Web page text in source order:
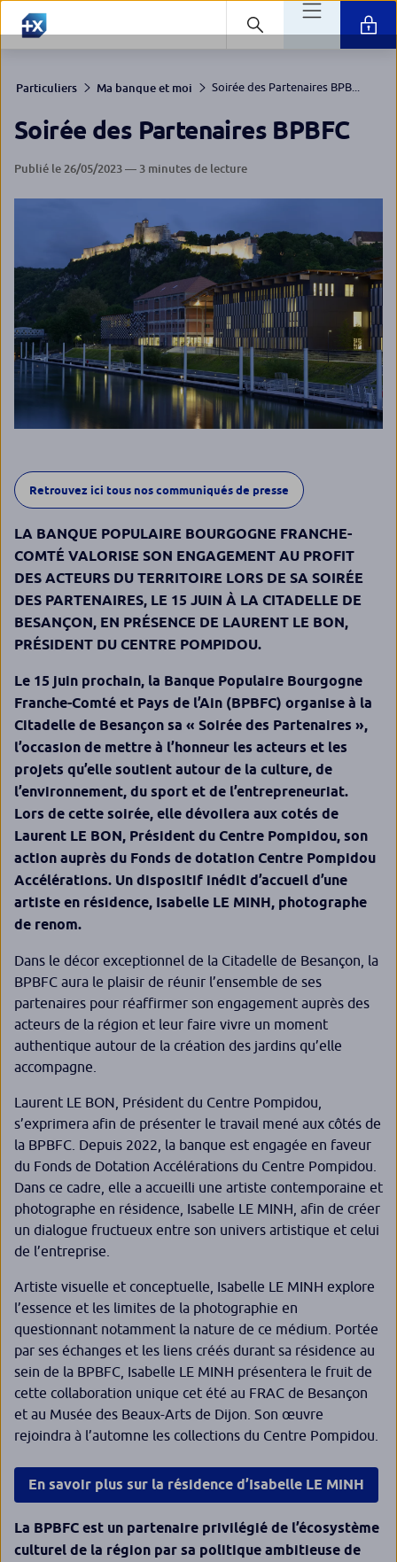
Particuliers Ma banque et moi Soirée des Partenaires BPB...
Soirée des Partenaires BPBFC
Publié le 26/05/2023 — 3 minutes de lecture
Retrouvez ici tous nos communiqués de presse
LA BANQUE POPULAIRE BOURGOGNE FRANCHE-
COMTÉ VALORISE SON ENGAGEMENT AU PROFIT
DES ACTEURS DU TERRITOIRE LORS DE SA SOIRÉE
DES PARTENAIRES, LE 15 JUIN À LA CITADELLE DE
BESANÇON, EN PRÉSENCE DE LAURENT LE BON,
PRÉSIDENT DU CENTRE POMPIDOU.
Le 15 juin prochain, la Banque Populaire Bourgogne
Franche-Comté et Pays de l’Ain (BPBFC) organise à la
Citadelle de Besançon sa « Soirée des Partenaires »,
l’occasion de mettre à l’honneur les acteurs et les
projets qu’elle soutient autour de la culture, de
l’environnement, du sport et de l’entrepreneuriat.
Lors de cette soirée, elle dévoilera aux cotés de
Laurent LE BON, Président du Centre Pompidou, son
action auprès du Fonds de dotation Centre Pompidou
Accélérations. Un dispositif inédit d’accueil d’une
artiste en résidence, Isabelle LE MINH, photographe
de renom.
Dans le décor exceptionnel de la Citadelle de Besançon, la
BPBFC aura le plaisir de réunir l’ensemble de ses
partenaires pour réaffirmer son engagement auprès des
acteurs de la région et leur faire vivre un moment
authentique autour de la création des jardins qu’elle
accompagne.
Laurent LE BON, Président du Centre Pompidou,
s’exprimera afin de présenter le travail mené aux côtés de
la BPBFC. Depuis 2022, la banque est engagée en faveur
du Fonds de Dotation Accélérations du Centre Pompidou.
Dans ce cadre, elle a accueilli une artiste contemporaine et
photographe en résidence, Isabelle LE MINH, afin de créer
un dialogue fructueux entre son univers artistique et celui
de l’entreprise.
Artiste visuelle et conceptuelle, Isabelle LE MINH explore
l’essence et les limites de la photographie en
questionnant notamment la nature de ce médium. Portée
par ses échanges et les liens créés durant sa résidence au
sein de la BPBFC, Isabelle LE MINH présentera le fruit de
cette collaboration unique cet été au FRAC de Besançon
et au Musée des Beaux-Arts de Dijon. Son œuvre
rejoindra à l’automne les collections du Centre Pompidou.
En savoir plus sur la résidence d’Isabelle LE MINH
La BPBFC est un partenaire privilégié de l’écosystème
culturel de la région par sa politique ambitieuse de